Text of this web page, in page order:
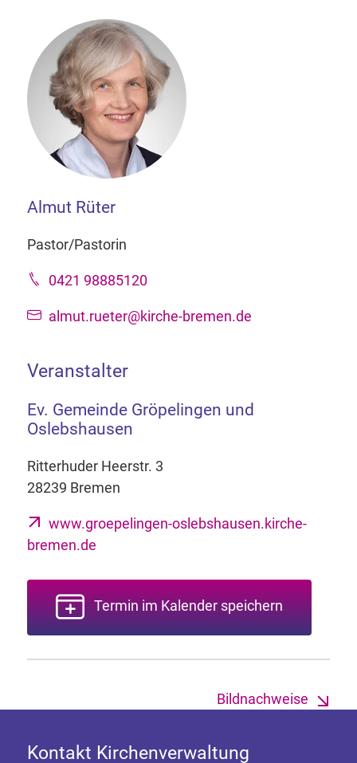
Almut Rüter
Pastor/Pastorin
0421 98885120
almut.rueter@kirche-bremen.de
Veranstalter
Ev. Gemeinde Gröpelingen und
Oslebshausen
Ritterhuder Heerstr. 3
28239 Bremen
www.groepelingen-oslebshausen.kirche-
bremen.de
Termin im Kalender speichern
Bildnachweise
Kontakt Kirchenverwaltung